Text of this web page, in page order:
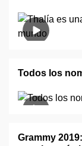
Todos los
Grammy